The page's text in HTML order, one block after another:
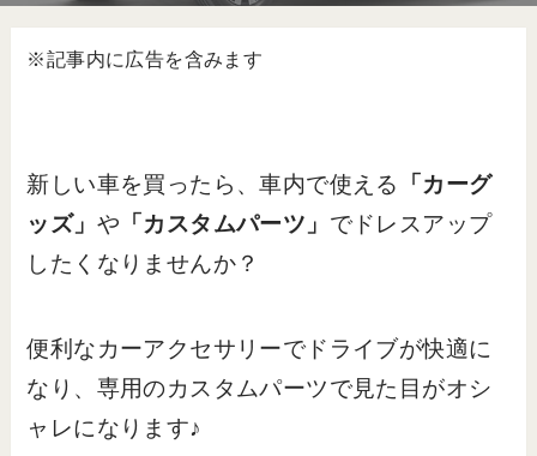
※記事内に広告を含みます
新しい車を買ったら、車内で使える
「カーグ
ッズ」 や 「カスタムパーツ」 でドレスアップ
したくなりませんか？
便利なカーアクセサリーでドライブが快適に
なり、専用のカスタムパーツで見た目がオシ
ャレになります♪